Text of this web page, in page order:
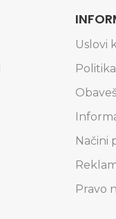
Uslovi
Načini
Pravo